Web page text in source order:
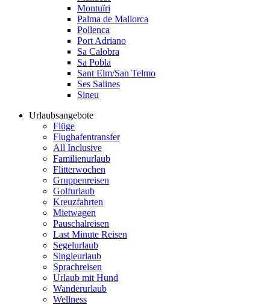
Montuïri
Palma de Mallorca
Pollenca
Port Adriano
Sa Calobra
Sa Pobla
Sant Elm/San Telmo
Ses Salines
Sineu
Urlaubsangebote
Flüge
Flughafentransfer
All Inclusive
Familienurlaub
Flitterwochen
Gruppenreisen
Golfurlaub
Kreuzfahrten
Mietwagen
Pauschalreisen
Last Minute Reisen
Segelurlaub
Singleurlaub
Sprachreisen
Urlaub mit Hund
Wanderurlaub
Wellness